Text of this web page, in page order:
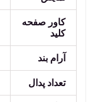
کاور صفحه
کلید
آرام بند
تعداد پدال